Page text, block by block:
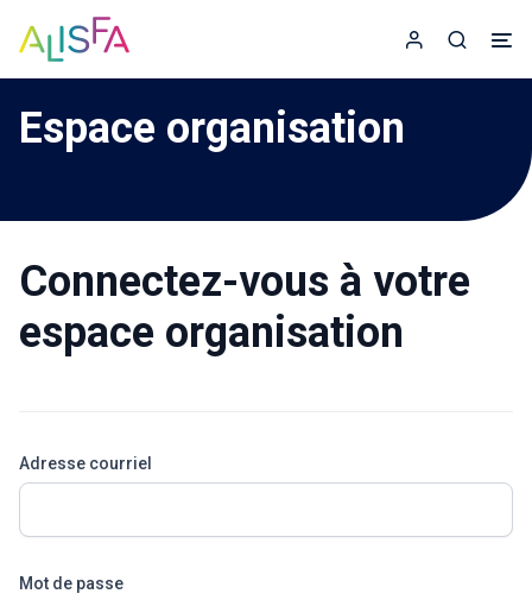
Accueil
Espace
Espace organisation
Connectez-vous à votre
espace organisation
Adresse courriel
Mot de passe